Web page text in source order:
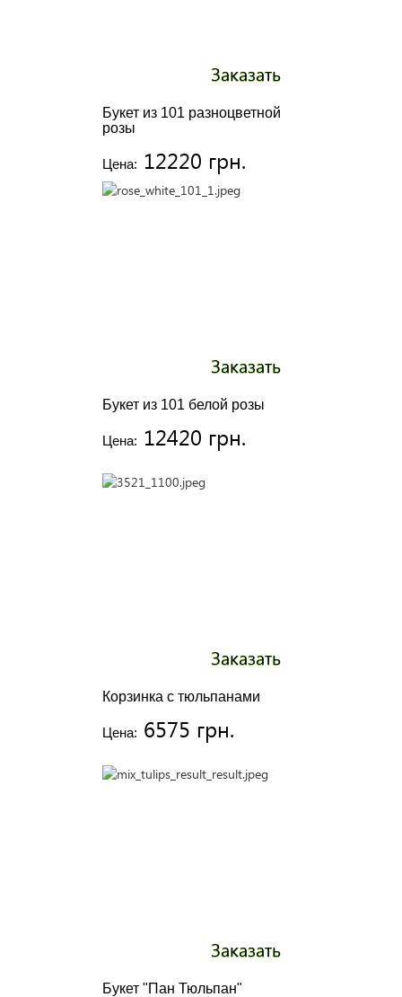
Букет из 101 разноцветной
розы
Цена: 12220 грн.
Заказать
Букет из 101 белой розы
Цена: 12420 грн.
Заказать
Корзинка с тюльпанами
Цена: 6575 грн.
Заказать
Букет "Пан Тюльпан"
Заказать